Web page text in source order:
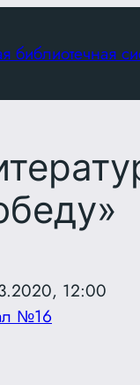
библиотечная
12:00
№16